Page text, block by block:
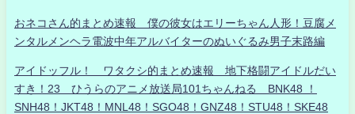
おネコさん的まとめ速報 僕の彼女はエリーちゃん人形！豆腐メ
ンタルメンヘラ電波中年アルバイターのぬいぐるみ男子末路編
アイドッフル！ ワタクシ的まとめ速報 地下格闘アイドルだい
すき！23 ひうらのアニメ放送局101ちゃんねる BNK48 ！
SNH48！JKT48！MNL48！SGO48！GNZ48！STU48！SKE48